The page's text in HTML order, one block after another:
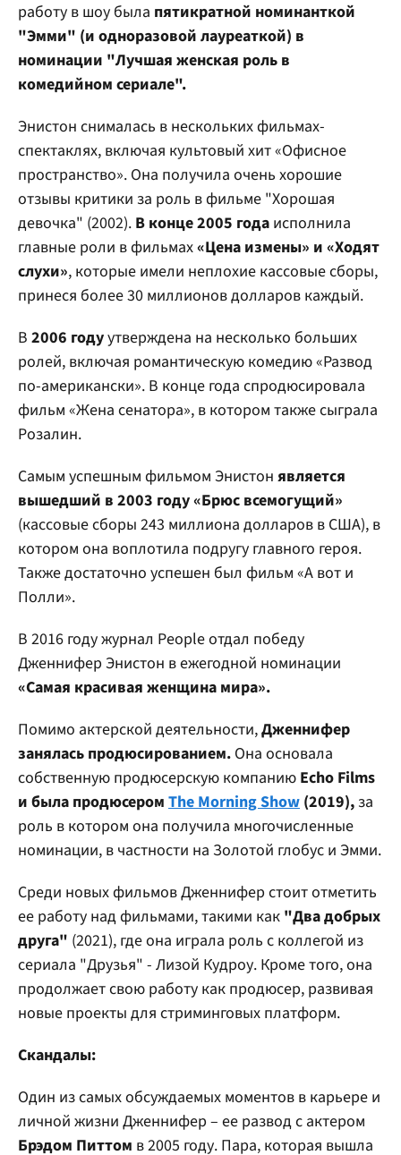
работу в шоу была пятикратной номинанткой
"Эмми" (и одноразовой лауреаткой) в
номинации "Лучшая женская роль в
комедийном сериале".
Энистон снималась в нескольких фильмах-
спектаклях, включая культовый хит «Офисное
пространство». Она получила очень хорошие
отзывы критики за роль в фильме "Хорошая
девочка" (2002). В конце 2005 года исполнила
главные роли в фильмах«Цена измены» и «Ходят
слухи», которые имели неплохие кассовые сборы,
принеся более 30 миллионов долларов каждый.
В 2006 годуутверждена на несколько больших
ролей, включая романтическую комедию «Развод
по-американски». В конце года спродюсировала
фильм «Жена сенатора», в котором также сыграла
Розалин.
Самым успешным фильмом Энистон является
вышедший в 2003 году «Брюс всемогущий»
(кассовые сборы 243 миллиона долларов в США), в
котором она воплотила подругу главного героя.
Также достаточно успешен был фильм «А вот и
Полли».
В 2016 году журнал People отдал победу
Дженнифер Энистон в ежегодной номинации
«Самая красивая женщина мира».
Помимо актерской деятельности,Дженнифер
занялась продюсированием. Она основала
собственную продюсерскую компанию Echo Films
и была продюсером The Morning Show (2019), за
роль в котором она получила многочисленные
номинации, в частности на Золотой глобус и Эмми.
Среди новых фильмов Дженнифер стоит отметить
ее работу над фильмами, такими как "Два добрых
друга" (2021), где она играла роль с коллегой из
сериала "Друзья" - Лизой Кудроу. Кроме того, она
продолжает свою работу как продюсер, развивая
новые проекты для стриминговых платформ.
Скандалы:
Один из самых обсуждаемых моментов в карьере и
личной жизни Дженнифер – ее развод с актером
Брэдом Питтом в 2005 году. Пара, которая вышла